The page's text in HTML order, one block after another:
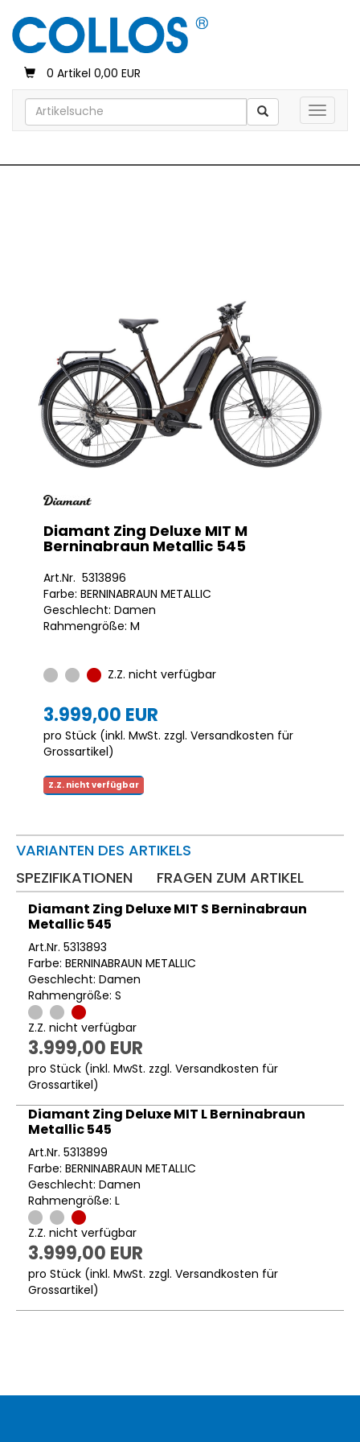
0 Artikel 0,00 EUR
Toggle
Diamant Zing Deluxe MIT M
Berninabraun Metallic 545
Art.Nr. 5313896
Farbe: BERNINABRAUN METALLIC
Geschlecht: Damen
Rahmengröße: M
Z.Z. nicht verfügbar
3.999,00 EUR
pro Stück (inkl. MwSt. zzgl. Versandkosten für
Grossartikel)
Z.Z. nicht verfügbar
VARIANTEN DES ARTIKELS
SPEZIFIKATIONEN
FRAGEN ZUM ARTIKEL
Diamant Zing Deluxe MIT S Berninabraun
Metallic 545
Art.Nr. 5313893
Farbe: BERNINABRAUN METALLIC
Geschlecht: Damen
Rahmengröße: S
Z.Z. nicht verfügbar
3.999,00 EUR
pro Stück (inkl. MwSt. zzgl. Versandkosten für
Grossartikel)
Diamant Zing Deluxe MIT L Berninabraun
Metallic 545
Art.Nr. 5313899
Farbe: BERNINABRAUN METALLIC
Geschlecht: Damen
Rahmengröße: L
Z.Z. nicht verfügbar
3.999,00 EUR
pro Stück (inkl. MwSt. zzgl. Versandkosten für
Grossartikel)